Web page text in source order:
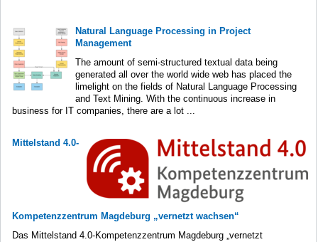
Natural Language Processing in Project
Management
The amount of semi-structured textual data being
generated all over the world wide web has placed the
limelight on the fields of Natural Language Processing
and Text Mining. With the continuous increase in
business for IT companies, there are a lot ...
Mittelstand 4.0-
Kompetenzzentrum Magdeburg „vernetzt wachsen“
Das Mittelstand 4.0-Kompetenzzentrum Magdeburg „vernetzt